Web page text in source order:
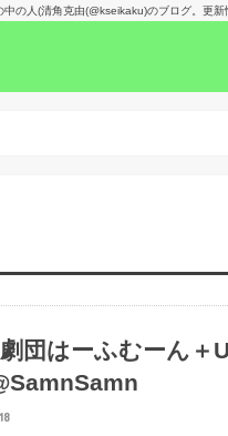
の人(清角克由(@kseikaku)のブログ。更
団はーふむーん＋